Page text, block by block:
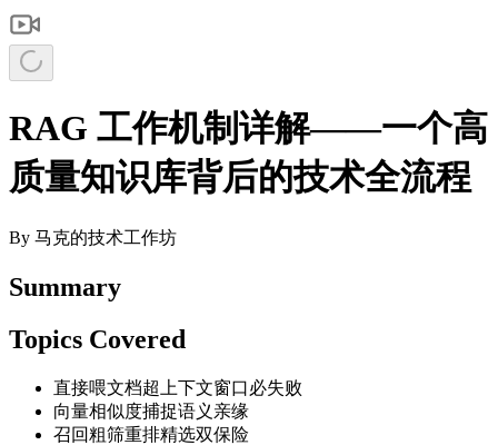
RAG 工作机制详解——一个高
质量知识库背后的技术全流程
By 马克的技术工作坊
Summary
Topics Covered
直接喂文档超上下文窗口必失败
向量相似度捕捉语义亲缘
召回粗筛重排精选双保险